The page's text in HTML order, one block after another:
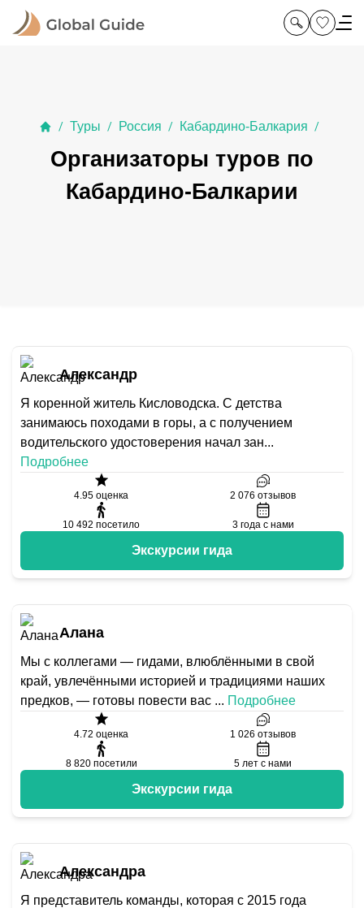
/ Туры / Россия / Кабардино-Балкария /
Организаторы туров по
Кабардино-Балкарии
Александр
Я коренной житель Кисловодска. С детства
занимаюсь походами в горы, а с получением
водительского удостоверения начал зан...
Подробнее
4.95 оценка 2 076 отзывов
10 492 посетило 3 года с нами
Экскурсии гида
Алана
Мы с коллегами — гидами, влюблёнными в свой
край, увлечёнными историей и традициями наших
предков, — готовы повести вас ... Подробнее
4.72 оценка 1 026 отзывов
8 820 посетили 5 лет с нами
Экскурсии гида
Александра
Я представитель команды, которая с 2015 года